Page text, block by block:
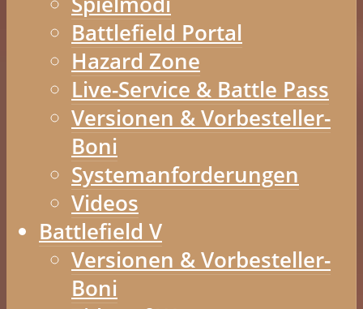
Battlefield Portal
Hazard Zone
Live-Service & Battle Pass
Versionen & Vorbesteller-
Boni
Systemanforderungen
Videos
Battlefield V
Versionen & Vorbesteller-
Boni